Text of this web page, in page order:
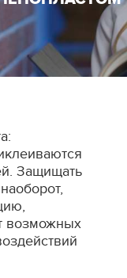
Защищать
возможных